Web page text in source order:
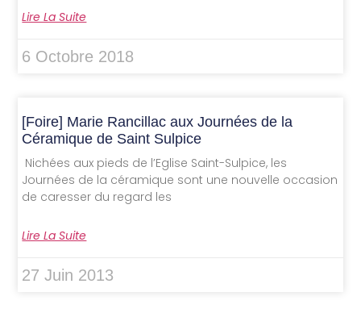
Lire La Suite
6 Octobre 2018
[Foire] Marie Rancillac aux Journées de la
Céramique de Saint Sulpice
Nichées aux pieds de l’Eglise Saint-Sulpice, les
Journées de la céramique sont une nouvelle occasion
de caresser du regard les
Lire La Suite
27 Juin 2013